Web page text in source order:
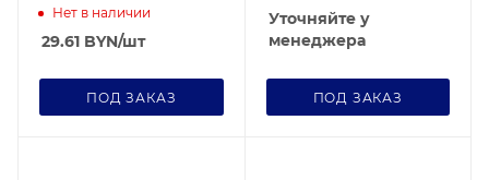
Нет в наличии
29.61 BYN/шт
ПОД ЗАКАЗ
Уточняйте у
менеджера
ПОД ЗАКАЗ